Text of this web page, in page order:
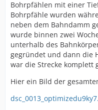
Bohrpfählen mit einer
Bohrpfähle wurden
neben dem Bahndamm
wurde binnen zwei
unterhalb des
gegründet und dann die
war die Strecke komplett
Hier ein Bild der